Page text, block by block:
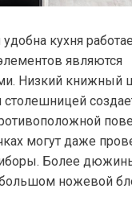
кухня
являются
Низкий книжный
столешницей
могут даже
Более
ножевой